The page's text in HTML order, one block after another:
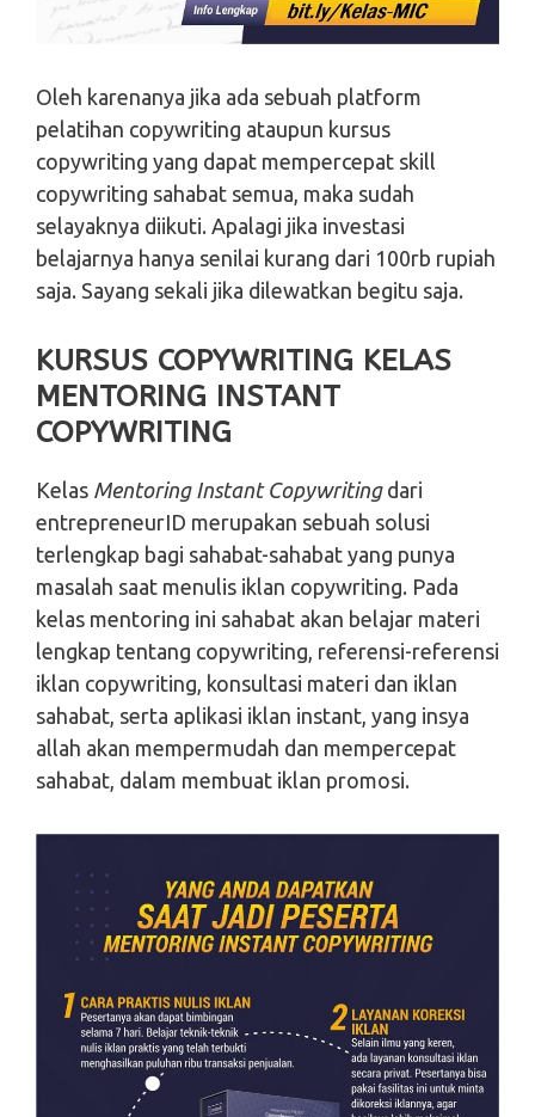
Oleh karenanya jika ada sebuah platform
pelatihan copywriting ataupun kursus
copywriting yang dapat mempercepat skill
copywriting sahabat semua, maka sudah
selayaknya diikuti. Apalagi jika investasi
belajarnya hanya senilai kurang dari 100rb rupiah
saja. Sayang sekali jika dilewatkan begitu saja.
KURSUS COPYWRITING KELAS
MENTORING INSTANT
COPYWRITING
Kelas Mentoring Instant Copywritingdari
entrepreneurID merupakan sebuah solusi
terlengkap bagi sahabat-sahabat yang punya
masalah saat menulis iklan copywriting. Pada
kelas mentoring ini sahabat akan belajar materi
lengkap tentang copywriting, referensi-referensi
iklan copywriting, konsultasi materi dan iklan
sahabat, serta aplikasi iklan instant, yang insya
allah akan mempermudah dan mempercepat
sahabat, dalam membuat iklan promosi.